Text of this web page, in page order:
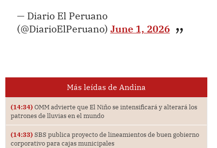
— Diario El Peruano
(@DiarioElPeruano) June 1, 2026
Más leídas de Andina
(14:34) OMM advierte que El Niño se intensificará y alterará los
patrones de lluvias en el mundo
(14:33) SBS publica proyecto de lineamientos de buen gobierno
corporativo para cajas municipales